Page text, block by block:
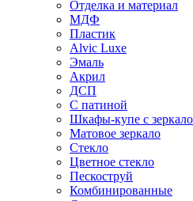
Отделка и материал
МДФ
Пластик
Alvic Luxe
Эмаль
Акрил
ДСП
С патиной
Шкафы-купе с
Матовое зеркало
Стекло
Цветное стекло
Пескоструй
Комбинированные